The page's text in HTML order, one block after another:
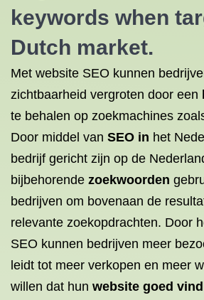
keywords when
Dutch market.
Met website SEO kunnen
zichtbaarheid vergroten door een
te behalen op zoekmachines
Door middel van SEO in het
bedrijf gericht zijn op de
bijbehorende zoekwoorden
bedrijven om bovenaan de
relevante zoekopdrachten. Door
SEO kunnen bedrijven meer
leidt tot meer verkopen en meer
willen dat hun website goed